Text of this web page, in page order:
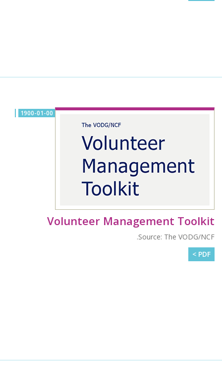
1900-01-00
Volunteer Management Toolkit
Source: The VODG/NCF.
PDF >